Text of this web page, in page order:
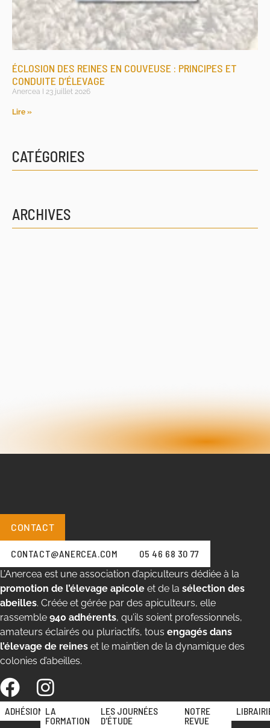
ÉCLOSION DES REINES EN COUVEUSE : PRINCIPES ET
CONDUITE D’ÉLEVAGE
Anercea 23 juillet 2026
Lire »
CATÉGORIES
ARCHIVES
CONTACT
CONTACT@ANERCEA.COM
05 46 68 30 77
L’Anercea est une association d’apiculteurs dédiée à la
promotion de l’élevage apicole et de la sélection des
abeilles. Créée et gérée par des apiculteurs, elle
rassemble 940 adhérents, qu’ils soient professionnels,
amateurs éclairés ou pluriactifs, tous engagés dans
l’élevage de reines et le maintien de la dynamique des
colonies d’abeilles.
ADHÉSION LA
FORMATION
LES JOURNÉES
D'ÉTUDE
NOTRE
REVUE